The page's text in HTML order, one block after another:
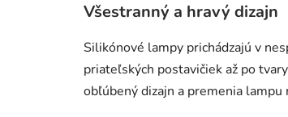
Všestranný a hravý dizajn
Silikónové lampy prichádzajú v
priateľských postavičiek až po
obľúbený dizajn a premenia